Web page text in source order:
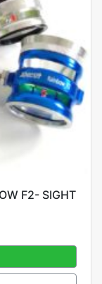
F2- SIGHT